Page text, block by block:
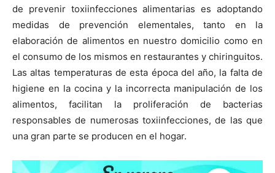
de prevenir toxiinfecciones alimentarias es adoptando
medidas de prevención elementales, tanto en la
elaboración de alimentos en nuestro domicilio como en
el consumo de los mismos en restaurantes y chiringuitos.
Las altas temperaturas de esta época del año, la falta de
higiene en la cocina y la incorrecta manipulación de los
alimentos, facilitan la proliferación de bacterias
responsables de numerosas toxiinfecciones, de las que
una gran parte se producen en el hogar.